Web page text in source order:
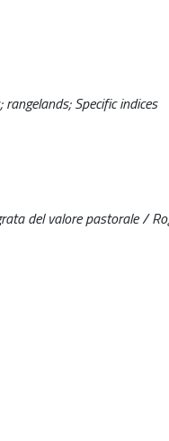
Specific indices
del valore pastorale /